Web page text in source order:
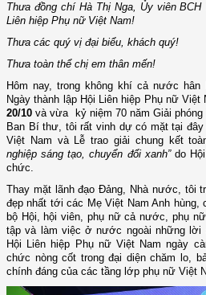
Thưa đồng chí Hà Thị Nga, Ủy viên
Liên hiệp Phụ nữ Việt Nam!
Thưa các quý vị đại biểu, khách quý!
Thưa toàn thể chị em thân mến!
Hôm nay, trong không khí cả nước
Ngày thành lập Hội Liên hiệp Phụ nữ
20/10 và vừa kỷ niệm 70 năm Giải phóng
Ban Bí thư, tôi rất vinh dự có mặt tại
Việt Nam và Lễ trao giải chung kết
nghiệp sáng tạo, chuyển đổi xanh”do Hội
chức.
Thay mặt lãnh đạo Đảng, Nhà nước, tôi
đẹp nhất tới các Mẹ Việt Nam Anh hùng,
bộ Hội, hội viên, phụ nữ cả nước, phụ
tập và làm việc ở nước ngoài những lời
Hội Liên hiệp Phụ nữ Việt Nam ngày
chức nòng cốt trong đại diện chăm lo,
chính đáng của các tầng lớp phụ nữ Việt